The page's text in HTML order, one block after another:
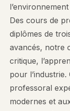
Des cours de
diplômes de
avancés, notre
critique,
pour
professoral
modernes et